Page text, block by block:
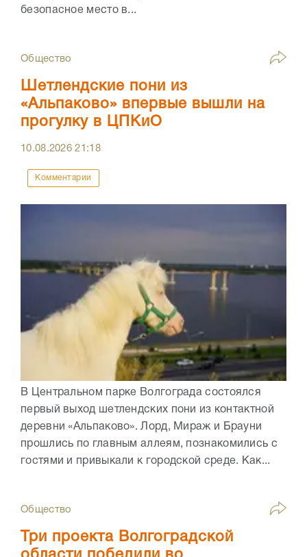
безопасное место в...
Общество
Шетлендские пони из
«Альпаково» впервые вышли на
прогулку в ЦПКиО
10.08.202621:18
Комментарии
В Центральном парке Волгограда состоялся
первый выход шетлендских пони из контактной
деревни «Альпаково». Лорд, Мираж и Брауни
прошлись по главным аллеям, познакомились с
гостями и привыкали к городской среде. Как...
Общество
Три проекта Волгоградской